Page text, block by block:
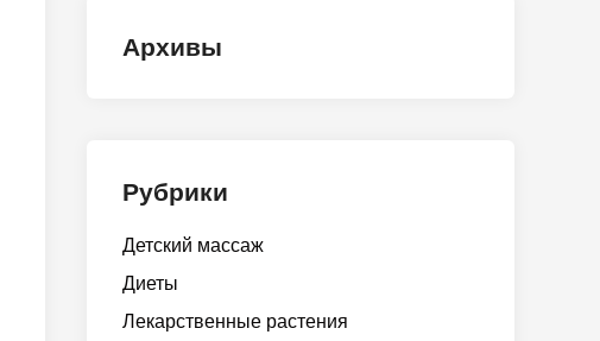
Архивы
Рубрики
Детский массаж
Диеты
Лекарственные растения